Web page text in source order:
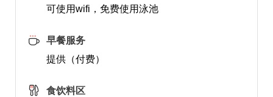
可使用wifi，免费使用泳池
早餐服务
提供（付费）
食饮料区